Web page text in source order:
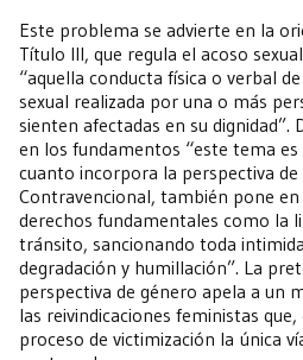
Este problema se advierte en la
Título III, que regula el acoso
“aquella conducta física o verbal
sexual realizada por una o más
sienten afectadas en su dignidad”.
en los fundamentos “este tema
cuanto incorpora la perspectiva de
Contravencional, también pone
derechos fundamentales como la
tránsito, sancionando toda
degradación y humillación”. La
perspectiva de género apela a un
las reivindicaciones feministas
proceso de victimización la única